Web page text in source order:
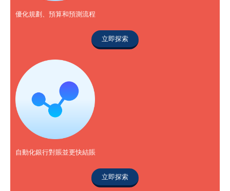
優化規劃、預算和預測流程
立即探索
自動化銀行對賬並更快結賬
立即探索